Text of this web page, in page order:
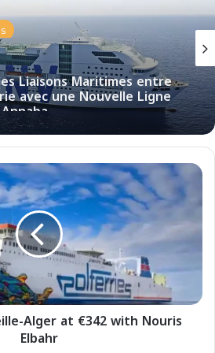
Liaisons Maritimes entre
avec une Nouvelle Ligne
Alger at €342 with Nouris
Elbahr